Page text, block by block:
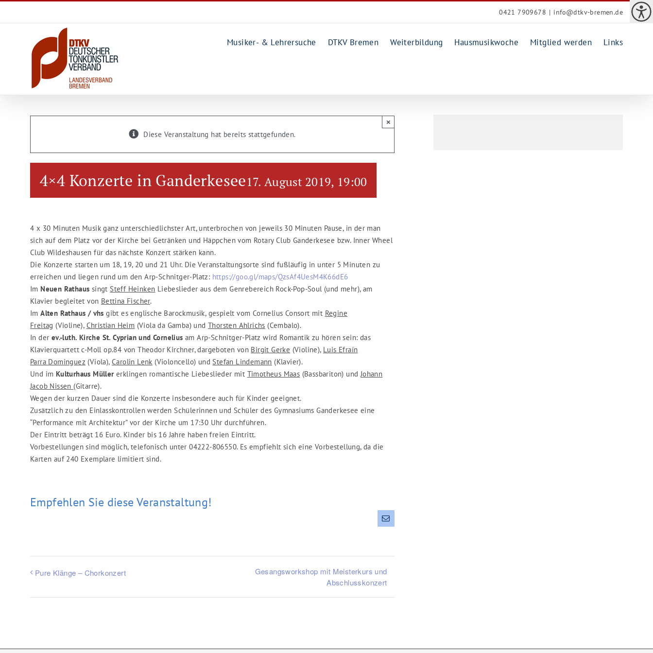
0421 7909678 | info@dtkv-bremen.de
Musiker- & Lehrersuche DTKV Bremen Weiterbildung Hausmusikwoche Mitglied werden Links
Diese Veranstaltung hat bereits stattgefunden.
×
4×4 Konzerte in Ganderkesee17. August 2019, 19:00
4 x 30 Minuten Musik ganz unterschiedlichster Art, unterbrochen von jeweils 30 Minuten Pause, in der man
sich auf dem Platz vor der Kirche bei Getränken und Häppchen vom Rotary Club Ganderkesee bzw. Inner Wheel
Club Wildeshausen für das nächste Konzert stärken kann.
Die Konzerte starten um 18, 19, 20 und 21 Uhr. Die Veranstaltungsorte sind fußläufig in unter 5 Minuten zu
erreichen und liegen rund um den Arp-Schnitger-Platz: https://goo.gl/maps/QzsAf4UesM4K66dE6
Im Neuen Rathaus singt Steff Heinken Liebeslieder aus dem Genrebereich Rock-Pop-Soul (und mehr), am
Klavier begleitet von Bettina Fischer.
ImAlten Rathaus / vhsgibt es englische Barockmusik, gespielt vom Cornelius Consort mit Regine
Freitag (Violine), Christian Heim (Viola da Gamba) undThorsten Ahlrichs (Cembalo).
In der ev.-luth. Kirche St. Cyprian und Corneliusam Arp-Schnitger-Platz wird Romantik zu hören sein: das
Klavierquartett c-Moll op.84 von Theodor Kirchner, dargeboten von Birgit Gerke (Violine), Luis Efraín
Parra Dominguez (Viola),Carolin Lenk (Violoncello) und Stefan Lindemann (Klavier).
Und im Kulturhaus Müllererklingen romantische Liebeslieder mit Timotheus Maas (Bassbariton) undJohann
Jacob Nissen (Gitarre).
Wegen der kurzen Dauer sind die Konzerte insbesondere auch für Kinder geeignet.
Zusätzlich zu den Einlasskontrollen werden Schülerinnen und Schüler des Gymnasiums Ganderkesee eine
“Performance mit Architektur” vor der Kirche um 17:30 Uhr durchführen.
Der Eintritt beträgt 16 Euro. Kinder bis 16 Jahre haben freien Eintritt.
Vorbestellungen sind möglich, telefonisch unter 04222-806550. Es empfiehlt sich eine Vorbestellung, da die
Karten auf 240 Exemplare limitiert sind.
Empfehlen Sie diese Veranstaltung!
E-
Mail
Pure Klänge – Chorkonzert
Gesangsworkshop mit Meisterkurs und
Abschlusskonzert